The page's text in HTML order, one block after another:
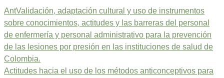
AntValidación, adaptación cultural y uso de instrumentos
sobre conocimientos, actitudes y las barreras del personal
de enfermería y personal administrativo para la prevención
de las lesiones por presión en las instituciones de salud de
Colombia.
Actitudes hacia el uso de los métodos anticonceptivos para